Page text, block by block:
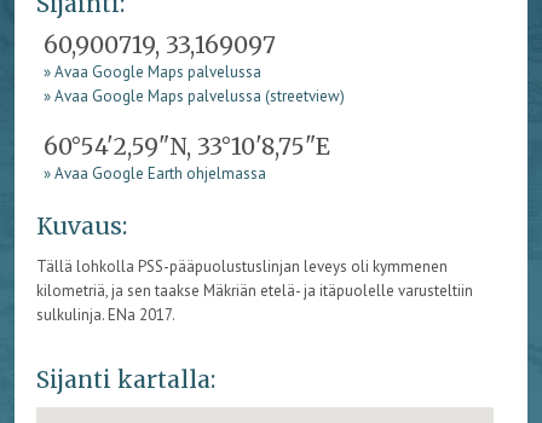
60,900719, 33,169097
» Avaa Google Maps palvelussa
» Avaa Google Maps palvelussa (streetview)
60°54'2,59"N, 33°10'8,75"E
» Avaa Google Earth ohjelmassa
Kuvaus:
Tällä lohkolla PSS-pääpuolustuslinjan leveys oli kymmenen
kilometriä, ja sen taakse Mäkriän etelä- ja itäpuolelle varusteltiin
sulkulinja. ENa 2017.
Sijanti kartalla: